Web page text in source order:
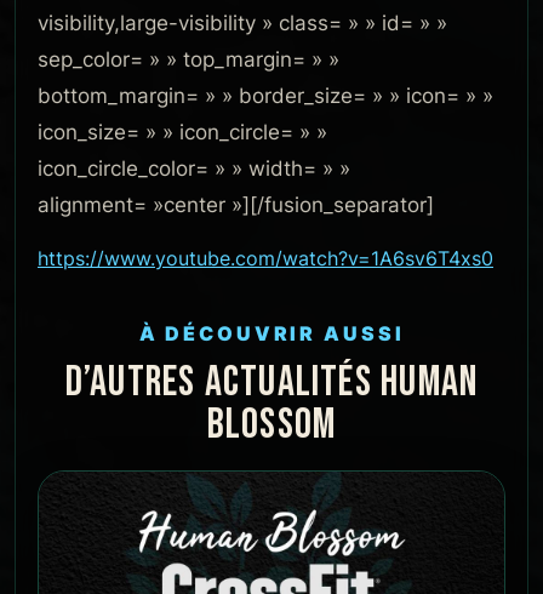
visibility,large-visibility » class= » » id= » »
sep_color= » » top_margin= » »
bottom_margin= » » border_size= » » icon= » »
icon_size= » » icon_circle= » »
icon_circle_color= » » width= » »
alignment= »center »][/fusion_separator]
https://www.youtube.com/watch?v=1A6sv6T4xs0
À DÉCOUVRIR AUSSI
D’AUTRES ACTUALITÉS HUMAN
BLOSSOM